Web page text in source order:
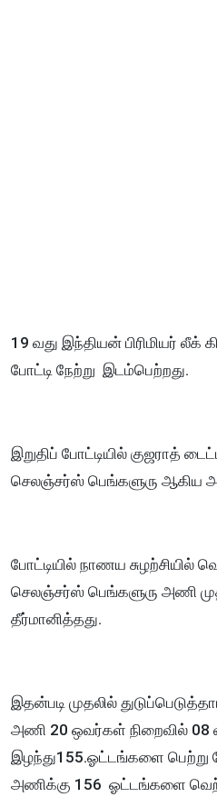
19 வது இந்தியன் பிரிமியர் லீக்
போட்டி நேற்று இடம்பெற்றது.
இறுதிப் போட்டியில் குஜராத்
செலஞ்சர்ஸ் பெங்களுரு ஆகிய
போட்டியில் நாணய சுழற்சியில்
செலஞ்சர்ஸ் பெங்களுரு அணி
தீர்மானித்தது.
இதன்படி முதலில்
அணி 20 ஒவர்கள் நிறைவில் 08
இழந்து155.ஓட்டங்களை
அணிக்கு 156 ஓட்டங்களை